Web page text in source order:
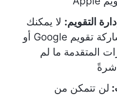
التقويم: لا يمكنك
تغيير إعدادات مشاركة تقويم Google أو
المتقدمة ما لم
لن تتمكن من